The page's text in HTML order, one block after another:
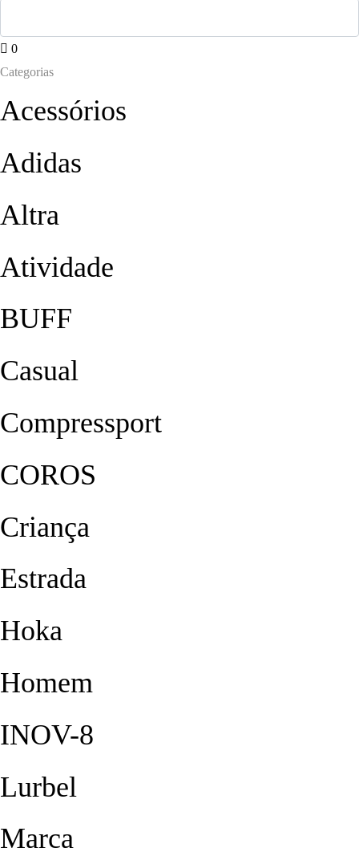
0
Categorias
Acessórios
Adidas
Altra
Atividade
BUFF
Casual
Compressport
COROS
Criança
Estrada
Hoka
Homem
INOV-8
Lurbel
Marca